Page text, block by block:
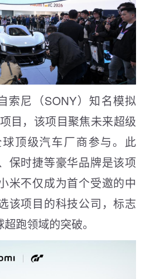
索尼（SONY）知名模拟
目，该项目聚焦未来超级
顶级汽车厂商参与。此
保时捷等豪华品牌是该项
米不仅成为首个受邀的中
该项目的科技公司，标志
跑领域的突破。